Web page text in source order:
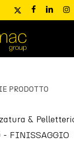
x-
facebooklinkedin
PRODOTTO
&
- FINISSAGGIO